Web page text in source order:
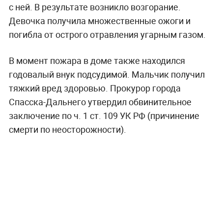
с ней. В результате возникло возгорание.
Девочка получила множественные ожоги и
погибла от острого отравления угарным газом.
В момент пожара в доме также находился
годовалый внук подсудимой. Мальчик получил
тяжкий вред здоровью. Прокурор города
Спасска-Дальнего утвердил обвинительное
заключение по ч. 1 ст. 109 УК РФ (причинение
смерти по неосторожности).